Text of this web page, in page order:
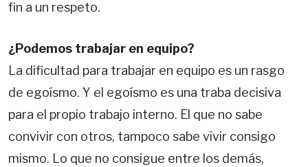
fin a un respeto.
¿Podemos trabajar en equipo?
La dificultad para trabajar en equipo es un rasgo
de egoísmo. Y el egoísmo es una traba decisiva
para el propio trabajo interno. El que no sabe
convivir con otros, tampoco sabe vivir consigo
mismo. Lo que no consigue entre los demás,